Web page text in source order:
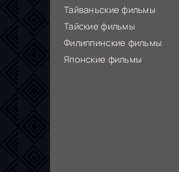
Тайваньские фильмы
Тайские фильмы
Филиппинские фильмы
Японские фильмы